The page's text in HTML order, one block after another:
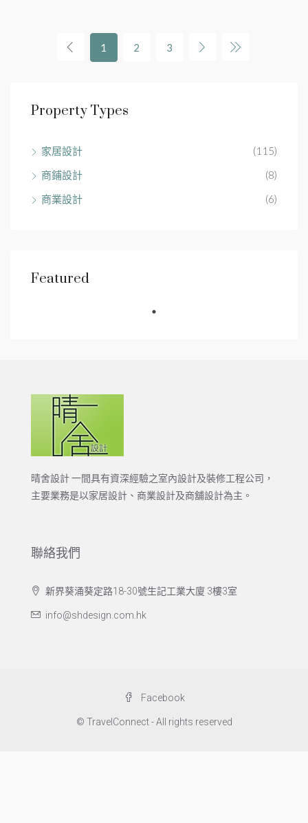
1 2 3
Property Types
家居設計
(115)
商鋪設計
(8)
商業設計
(6)
Featured
晴舍設計 一間具有資深經驗之室內設計及裝修工程公司，
主要業務是以家居設計、商業設計及商舖設計為主。
聯絡我們
新界葵涌葵定路18-30號生記工業大廈 3樓3室
info@shdesign.com.hk
Facebook
© TravelConnect - All rights reserved